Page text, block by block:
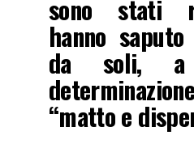
sono stati
hanno
da soli,
“matto e